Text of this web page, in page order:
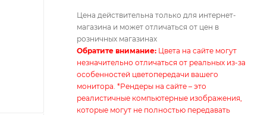
Цена действительна только для интернет-
магазина и может отличаться от цен в
розничных магазинах
Обратите внимание: Цвета на сайте могут
незначительно отличаться от реальных из-за
особенностей цветопередачи вашего
монитора. *Рендеры на сайте – это
реалистичные компьютерные изображения,
которые могут не полностью передавать